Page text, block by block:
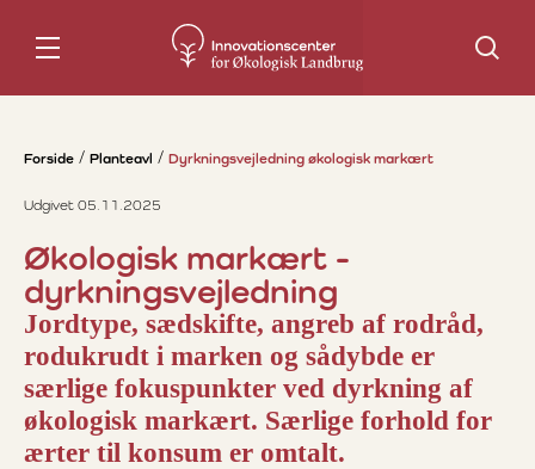
Søg
Forside Planteavl Dyrkningsvejledning økologisk markært
Udgivet 05.11.2025
Økologisk markært -
dyrkningsvejledning
Jordtype, sædskifte, angreb af rodråd,
rodukrudt i marken og sådybde er
særlige fokuspunkter ved dyrkning af
økologisk markært. Særlige forhold for
ærter til konsum er omtalt.